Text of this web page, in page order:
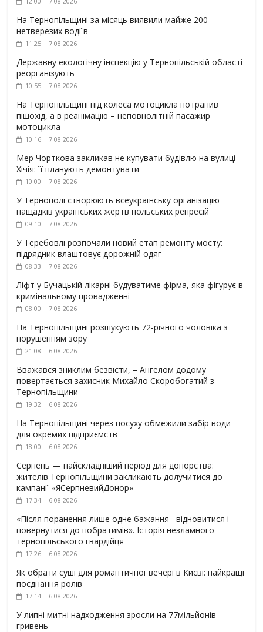
На Тернопільщині за місяць виявили майже 200
нетверезих водіїв
11:25 | 7.08.2026
Державну екологічну інспекцію у Тернопільській області
реорганізують
10:55 | 7.08.2026
На Тернопільщині під колеса мотоцикла потрапив
пішохід, а в реанімацію – неповнолітній пасажир
мотоцикла
10:16 | 7.08.2026
Мер Чорткова закликав не купувати будівлю на вулиці
Хічія: її планують демонтувати
10:00 | 7.08.2026
У Тернополі створюють всеукраїнську організацію
нащадків українських жертв польських репресій
09:10 | 7.08.2026
У Теребовлі розпочали новий етап ремонту мосту:
підрядник влаштовує дорожній одяг
08:33 | 7.08.2026
Ліфт у Бучацькій лікарні будуватиме фірма, яка фігурує в
кримінальному провадженні
08:00 | 7.08.2026
На Тернопільщині розшукують 72-річного чоловіка з
порушенням зору
21:08 | 6.08.2026
Вважався зниклим безвісти, – Ангелом додому
повертається захисник Михайло Скоробогатий з
Тернопільщини
19:32 | 6.08.2026
На Тернопільщині через посуху обмежили забір води
для окремих підприємств
18:00 | 6.08.2026
Серпень — найскладніший період для донорства:
жителів Тернопільщини закликають долучитися до
кампанії «ЯСерпневийДонор»
17:34 | 6.08.2026
«Після поранення лише одне бажання –відновитися і
повернутися до побратимів». Історія незламного
тернопільського гвардійця
17:26 | 6.08.2026
Як обрати суші для романтичної вечері в Києві: найкращі
поєднання ролів
17:14 | 6.08.2026
У липні митні надходження зросли на 77мільйонів
гривень